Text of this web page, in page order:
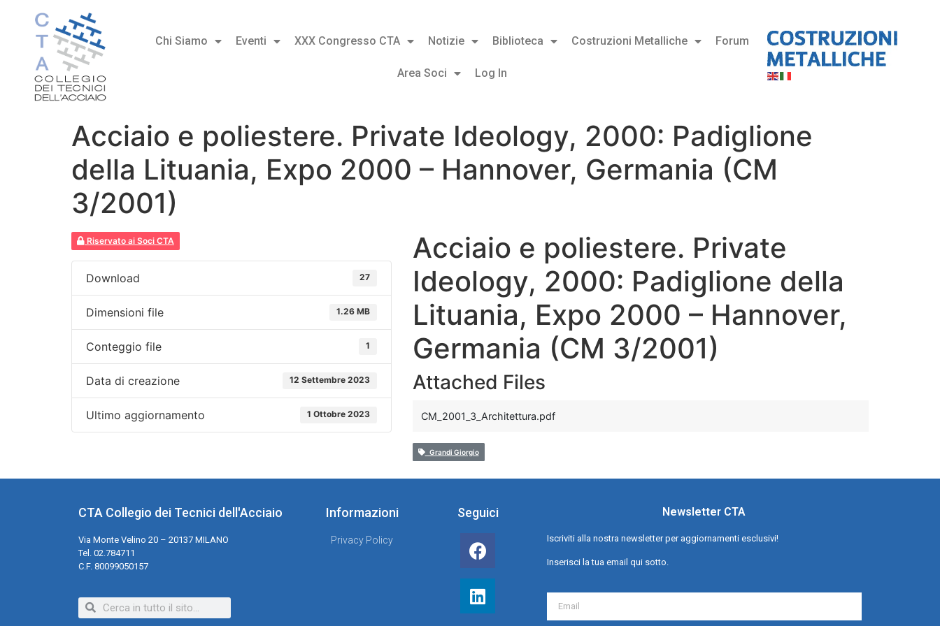
Chi Siamo Eventi XXX Congresso CTA Notizie Biblioteca Costruzioni Metalliche Forum
Area Soci Log In
Acciaio e poliestere. Private Ideology, 2000: Padiglione
della Lituania, Expo 2000 – Hannover, Germania (CM
3/2001)
Riservato ai Soci CTA
Download 27
Dimensioni file 1.26 MB
Conteggio file 1
Data di creazione 12 Settembre 2023
Ultimo aggiornamento 1 Ottobre 2023
Acciaio e poliestere. Private
Ideology, 2000: Padiglione della
Lituania, Expo 2000 – Hannover,
Germania (CM 3/2001)
Attached Files
CM_2001_3_Architettura.pdf
Grandi Giorgio
CTA Collegio dei Tecnici dell'Acciaio
Via Monte Velino 20 – 20137 MILANO
Tel. 02.784711
C.F. 80099050157
Informazioni
Privacy Policy
Seguici Newsletter CTA
Iscriviti alla nostra newsletter per aggiornamenti esclusivi!
Inserisci la tua email qui sotto.